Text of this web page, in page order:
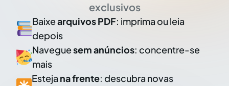
exclusivos
Baixearquivos PDF: imprima ou leia
depois
Naveguesem anúncios: concentre-se
mais
Esteja na frente: descubra novas